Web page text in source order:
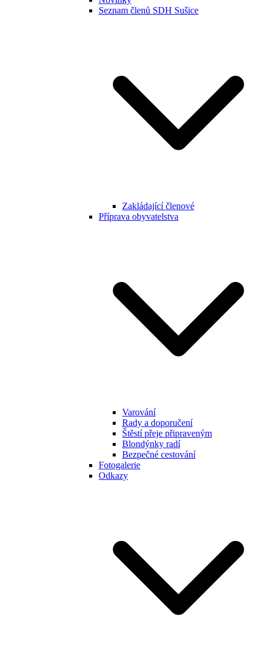
Seznam členů SDH Sušice
Zakládající členové
Příprava obyvatelstva
Varování
Rady a doporučení
Štěstí přeje připraveným
Blondýnky radí
Bezpečné cestování
Fotogalerie
Odkazy